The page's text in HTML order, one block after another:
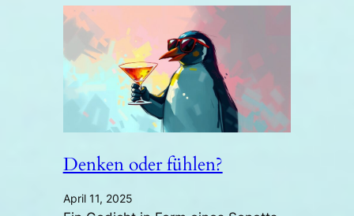
Denken oder fühlen?
April 11, 2025